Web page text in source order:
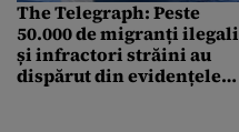
The Telegraph: Peste
50.000 de migranți ilegali
și infractori străini au
dispărut din evidențele